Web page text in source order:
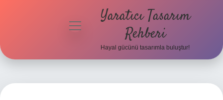
menüyü
Yaratıcı Tasarım
Rehberi
Hayal gücünü tasarımla buluştur!